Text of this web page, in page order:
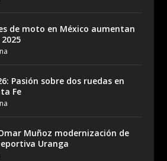
de moto en México aumentan
Pasión sobre dos ruedas en
Fe
Muñoz modernización de
Uranga